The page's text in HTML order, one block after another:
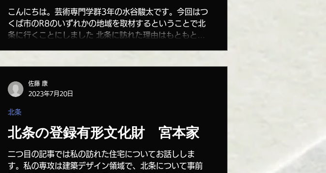
こんにちは。芸術専門学群3年の水谷駿太です。今回はつ
くば市のR8のいずれかの地域を取材するということで北
条に行くことにしました 北条に訪れた理由はもともとト
北条の登録有形文化財 宮本家
二つ目の記事では私の訪れた住宅についてお話ししま
す。私の専攻は建築デザイン領域で、北条について事前
北条
佐藤 康
2023年7月20日